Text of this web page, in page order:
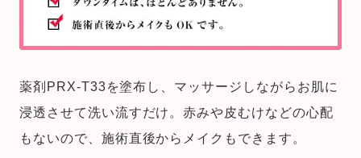
薬剤PRX-T33を塗布し、マッサージしながらお肌に
浸透させて洗い流すだけ。赤みや皮むけなどの心配
もないので、施術直後からメイクもできます。